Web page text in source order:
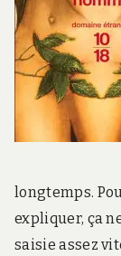
longtemps.
expliquer, ça
saisie assez